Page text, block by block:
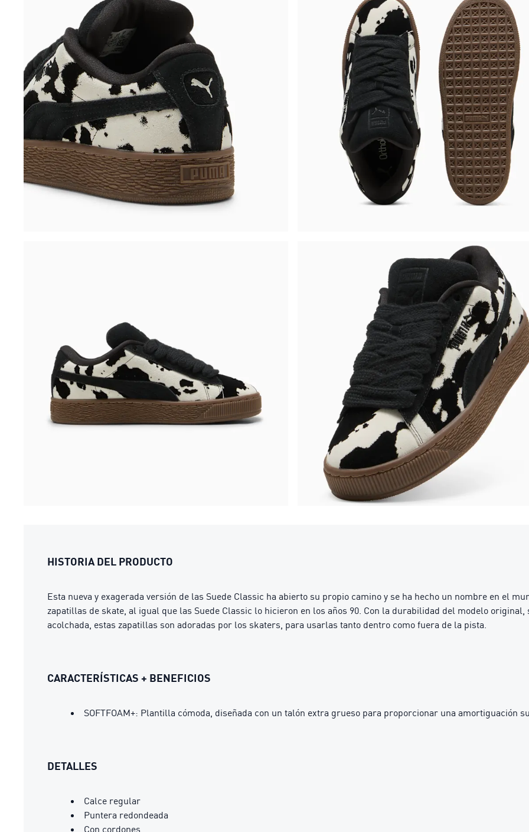
HISTORIA DEL PRODUCTO
Esta nueva y exagerada versión de las Suede Classic ha abierto su propio camino y se ha hecho un nombre en el
zapatillas de skate, al igual que las Suede Classic lo hicieron en los años 90. Con la durabilidad del modelo
acolchada, estas zapatillas son adoradas por los skaters, para usarlas tanto dentro como fuera de la pista.
CARACTERÍSTICAS + BENEFICIOS
SOFTFOAM+: Plantilla cómoda, diseñada con un talón extra grueso para proporcionar una amortiguación
DETALLES
Calce regular
Puntera redondeada
Con cordones